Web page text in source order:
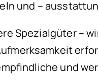
und –
Spezialgüter –
und